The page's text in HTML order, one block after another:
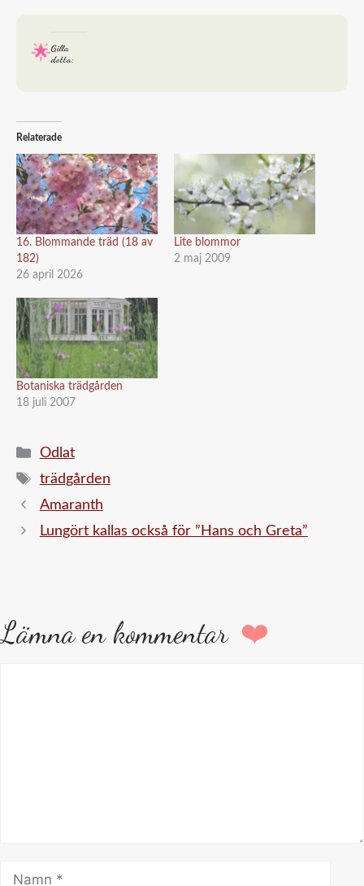
Gilla
detta:
Relaterade
16. Blommande träd (18 av
182)
26 april 2026
Lite blommor
2 maj 2009
Botaniska trädgården
18 juli 2007
Kategorier
Odlat
Etiketter
trädgården
Amaranth
Lungört kallas också för ”Hans och Greta”
Lämna en kommentar
Namn